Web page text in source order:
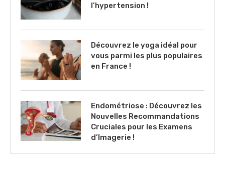
l’hypertension !
Découvrez le yoga idéal pour
vous parmi les plus populaires
en France !
Endométriose : Découvrez les
Nouvelles Recommandations
Cruciales pour les Examens
d’Imagerie !